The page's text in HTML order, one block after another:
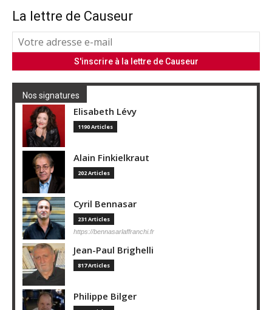
La lettre de Causeur
Nos signatures
Elisabeth Lévy
1190 Articles
Alain Finkielkraut
202 Articles
Cyril Bennasar
231 Articles
https://bennasarlaffranchi.fr
Jean-Paul Brighelli
817 Articles
Philippe Bilger